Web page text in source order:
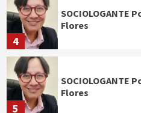
4
SOCIOLOGANTE
Flores
5
SOCIOLOGANTE
Flores